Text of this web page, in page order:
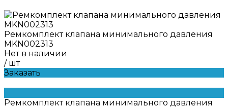
Ремкомплект клапана минимального давления
MKN002313
Нет в наличии
/ шт
Заказать
Ремкомплект клапана минимального давления